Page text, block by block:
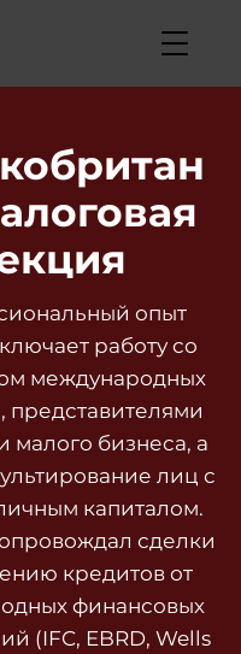
опыт
работу со
международных
представителями
малого бизнеса, а
лиц с
капиталом.
сделки
кредитов от
финансовых
(IFC, EBRD, Wells